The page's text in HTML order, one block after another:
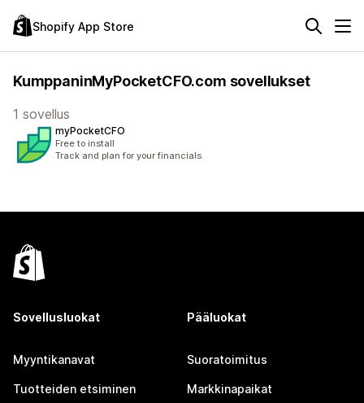
Shopify App Store
KumppaninMyPocketCFO.com sovellukset
1 sovellus
myPocketCFO
Free to install
Track and plan for your financials.
Sovellusluokat
Myyntikanavat
Tuotteiden etsiminen
Pääluokat
Suoratoimitus
Markkinapaikat